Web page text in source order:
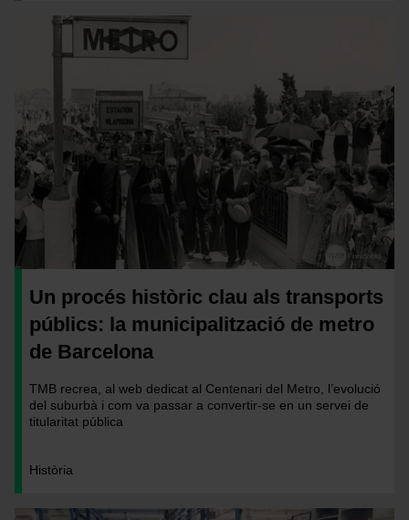
Imatge
Un procés històric clau als transports
públics: la municipalització de metro
de Barcelona
TMB recrea, al web dedicat al Centenari del Metro, l’evolució
del suburbà i com va passar a convertir-se en un servei de
titularitat pública
Història
Imatge